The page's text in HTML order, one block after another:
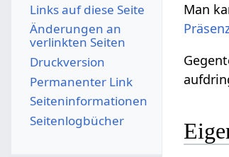
Man
Links auf diese Seite
Änderungen an
verlinkten Seiten
Druckversion
Permanenter Link
Seiten­­informationen
Seitenlogbücher